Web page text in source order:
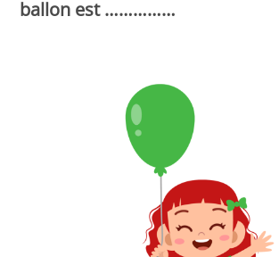
ballon est ……………